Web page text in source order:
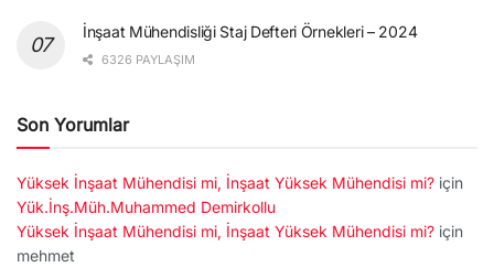
İnşaat Mühendisliği Staj Defteri Örnekleri – 2024
6326 PAYLAŞIM
Son Yorumlar
Yüksek İnşaat Mühendisi mi, İnşaat Yüksek Mühendisi mi? için
Yük.İnş.Müh.Muhammed Demirkollu
Yüksek İnşaat Mühendisi mi, İnşaat Yüksek Mühendisi mi? için
mehmet